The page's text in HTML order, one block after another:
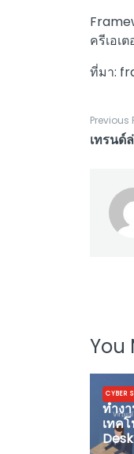
ครีเอเ
ที่มา:
Previous
เทรนด์
You
VDI
ทำง
เทค
CYBER